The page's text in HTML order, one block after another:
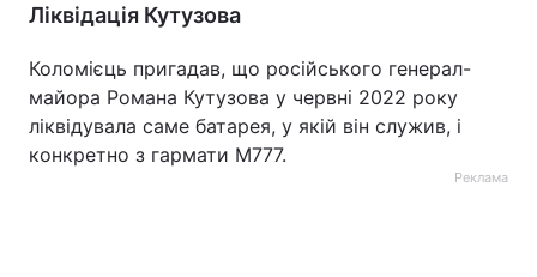
Ліквідація Кутузова
Коломієць пригадав, що російського генерал-
майора Романа Кутузова у червні 2022 року
ліквідувала саме батарея, у якій він служив, і
конкретно з гармати М777.
Реклама